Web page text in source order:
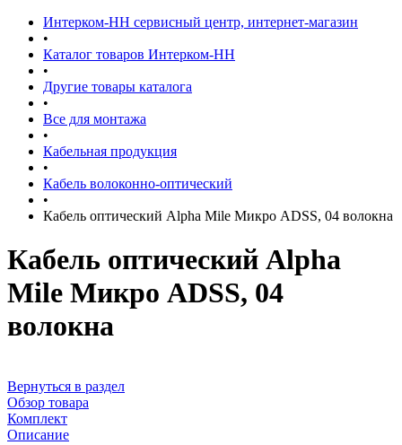
Интерком-НН сервисный центр, интернет-магазин
•
Каталог товаров Интерком-НН
•
Другие товары каталога
•
Все для монтажа
•
Кабельная продукция
•
Кабель волоконно-оптический
•
Кабель оптический Alpha Mile Микро ADSS, 04 волокна
Кабель оптический Alpha
Mile Микро ADSS, 04
волокна
Вернуться в раздел
Обзор товара
Комплект
Описание